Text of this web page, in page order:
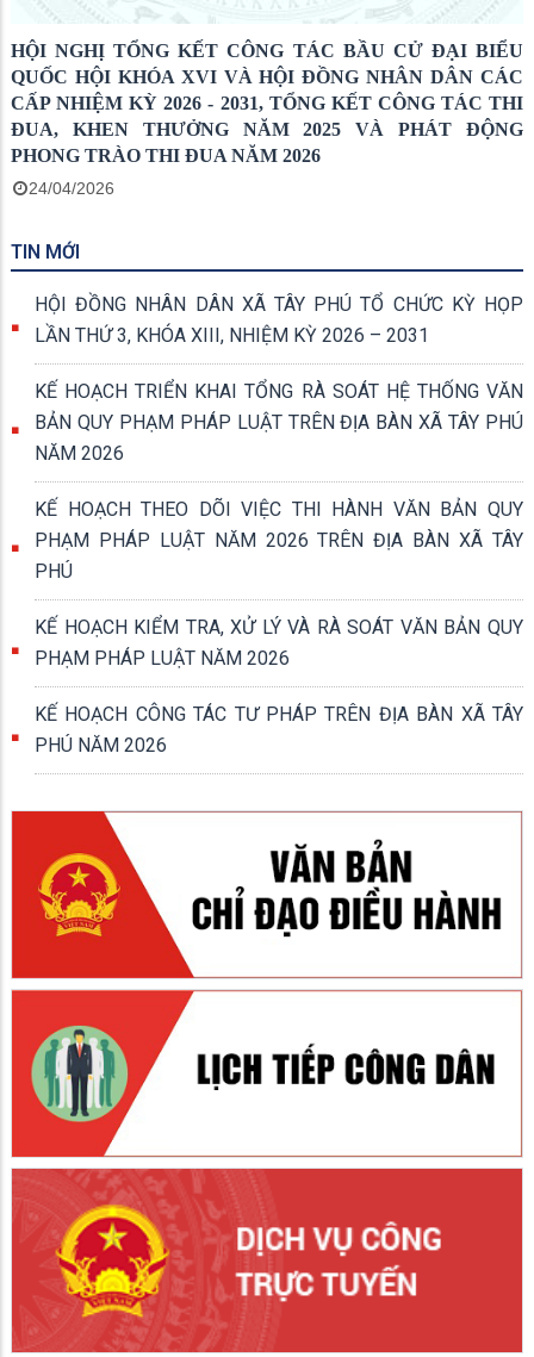
HỘI NGHỊ TỔNG KẾT CÔNG TÁC BẦU CỬ ĐẠI BIỂU
QUỐC HỘI KHÓA XVI VÀ HỘI ĐỒNG NHÂN DÂN CÁC
CẤP NHIỆM KỲ 2026 - 2031, TỔNG KẾT CÔNG TÁC THI
ĐUA, KHEN THƯỞNG NĂM 2025 VÀ PHÁT ĐỘNG
PHONG TRÀO THI ĐUA NĂM 2026
24/04/2026
TIN MỚI
HỘI ĐỒNG NHÂN DÂN XÃ TÂY PHÚ TỔ CHỨC KỲ HỌP
LẦN THỨ 3, KHÓA XIII, NHIỆM KỲ 2026 – 2031
KẾ HOẠCH TRIỂN KHAI TỔNG RÀ SOÁT HỆ THỐNG VĂN
BẢN QUY PHẠM PHÁP LUẬT TRÊN ĐỊA BÀN XÃ TÂY PHÚ
NĂM 2026
KẾ HOẠCH THEO DÕI VIỆC THI HÀNH VĂN BẢN QUY
PHẠM PHÁP LUẬT NĂM 2026 TRÊN ĐỊA BÀN XÃ TÂY
PHÚ
KẾ HOẠCH KIỂM TRA, XỬ LÝ VÀ RÀ SOÁT VĂN BẢN QUY
PHẠM PHÁP LUẬT NĂM 2026
KẾ HOẠCH CÔNG TÁC TƯ PHÁP TRÊN ĐỊA BÀN XÃ TÂY
PHÚ NĂM 2026